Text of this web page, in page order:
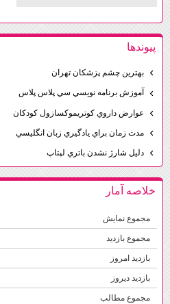
پيوندها
بهترين چشم پزشكان تهران
آموزش برنامه نويسي سي پلاس پلاس
عوارض داروي كوتريموكسازول كودكان
مدت زمان براي يادگيري زبان انگليسي
دليل شارژ نشدن باتري لپتاپ
خلاصه آمار
مجموع نمایش‌
مجموع بازدید
بازدید امروز
بازدید دیروز
مجموع مطالب